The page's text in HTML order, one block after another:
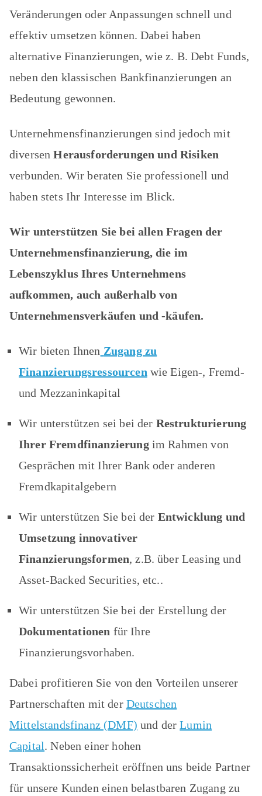
Veränderungen oder Anpassungen schnell und
effektiv umsetzen können. Dabei haben
alternative Finanzierungen, wie z. B. Debt Funds,
neben den klassischen Bankfinanzierungen an
Bedeutung gewonnen.
Unternehmensfinanzierungen sind jedoch mit
diversenHerausforderungen und Risiken
verbunden. Wir beraten Sie professionell und
haben stets Ihr Interesse im Blick.
Wir unterstützen Sie bei allen Fragen der
Unternehmensfinanzierung, die im
Lebenszyklus Ihres Unternehmens
aufkommen, auch außerhalb von
Unternehmensverkäufen und -käufen.
Wir bieten Ihnen Zugang zu
Finanzierungsressourcen wie Eigen-, Fremd-
und Mezzaninkapital
Wir unterstützen sei bei der Restrukturierung
Ihrer Fremdfinanzierungim Rahmen von
Gesprächen mit Ihrer Bank oder anderen
Fremdkapitalgebern
Wir unterstützen Sie bei der Entwicklung und
Umsetzung innovativer
Finanzierungsformen, z.B. über Leasing und
Asset-Backed Securities, etc..
Wir unterstützen Sie bei der Erstellung der
Dokumentationen für Ihre
Finanzierungsvorhaben.
Dabei profitieren Sie von den Vorteilen unserer
Partnerschaften mit der Deutschen
Mittelstandsfinanz (DMF) und derLumin
Capital. Neben einer hohen
Transaktionssicherheit eröffnen uns beide Partner
für unsere Kunden einen belastbaren Zugang zu